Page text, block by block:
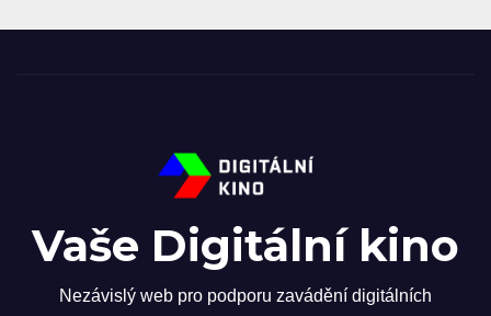
Vaše Digitální kino
Nezávislý web pro podporu zavádění digitálních